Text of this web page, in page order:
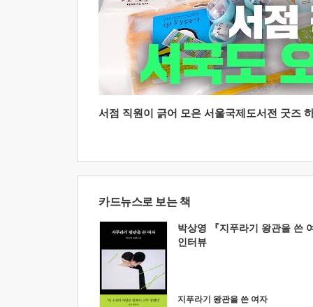
서점 직원이 긁어 모은 서울국제도서전 굿즈
카드뉴스로 보는 책
박상영 『지푸라기 왕관을 쓴
인터뷰
지푸라기 왕관을 쓴 여자